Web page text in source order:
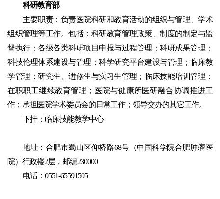
科研教育部
主要职责：负责医院科研和教育活动的组织与管理、学术
组织管理等工作。包括：科研教育管理政策、制度的制定与监
督执行；各级各类科研项目申报与过程管理；科研成果管理；
科技伦理体系建设与管理；科学研究平台建设与管理；临床教
学管理；研究生、进修生与实习生管理；临床技能培训管理；
在职职工继续教育管理；医院与健康所医研融合协调推进工
作；承担医院学术委员会的日常工作；领导交办的其它工作。
下挂：临床技能教学中心
地址：合肥市蜀山区仰桥路68号（中国科学院合肥肿瘤医
院）行政楼2层，邮编230000
电话：0551-65591505